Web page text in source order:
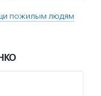
пожилым людям